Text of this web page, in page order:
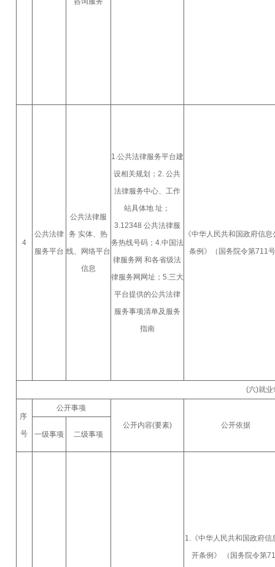
4
公共法律
服务平台
公共法律服
务 实体、热
线、网络平台
信息
1.公共法律服务平台建
设相关规划；2. 公共
法律服务中心、工作
站具体地 址；
3.12348 公共法律服
务热线号码；4.中国法
律服务网 和各省级法
律服务网网址；5.三大
平台提供的公共法律
服务事项清单及服务
指南
《中华人民共和国政府信息
条例》（国务院令第711
(六)就业
序
号
公开事项
公开内容(要素)
公开依据
一级事项
二级事项
1.《中华人民共和国政府信
开条例》 （国务院令第